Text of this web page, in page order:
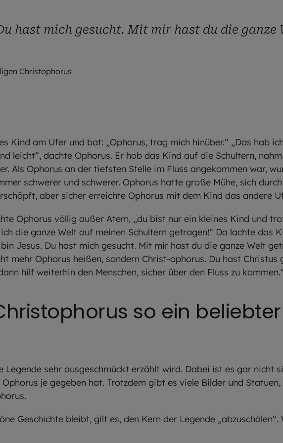
hast mich gesucht. Mit mir hast du die ganze
Christophorus
Kind am Ufer und bat: „Ophorus, trag mich hinüber.“ „Das hab
leicht“, dachte Ophorus. Er hob das Kind auf die Schultern,
Als Ophorus an der tiefsten Stelle im Fluss angekommen war,
schwerer und schwerer. Ophorus hatte große Mühe, sich
aber sicher erreichte Ophorus mit dem Kind das andere
Ophorus völlig außer Atem, „du bist nur ein kleines Kind und
die ganze Welt auf meinen Schultern getragen!“ Da lachte das
Jesus. Du hast mich gesucht. Mit mir hast du die ganze Welt
mehr Ophorus heißen, sondern Christ-ophorus. Du hast Christus
hilf weiterhin den Menschen, sicher über den Fluss zu
so ein beliebter
Legende sehr ausgeschmückt erzählt wird. Dabei ist es gar nicht
Ophorus je gegeben hat. Trotzdem gibt es viele Bilder und
Geschichte bleibt, gilt es, den Kern der Legende „abzuschälen“.